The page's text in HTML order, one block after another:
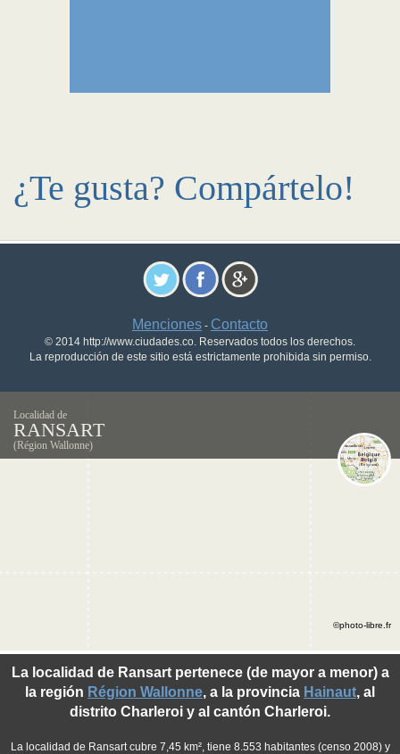
¿Te gusta? Compártelo!
Menciones - Contacto
© 2014 http://www.ciudades.co. Reservados todos los derechos.
La reproducción de este sitio está estrictamente prohibida sin permiso.
Localidad de
RANSART
(Région Wallonne)
La localidad de Ransart pertenece (de mayor a menor) a
la región Région Wallonne, a la provincia Hainaut, al
distrito Charleroi y al cantón Charleroi.
La localidad de Ransart cubre 7,45 km², tiene 8.553 habitantes (censo 2008) y
©photo-libre.fr